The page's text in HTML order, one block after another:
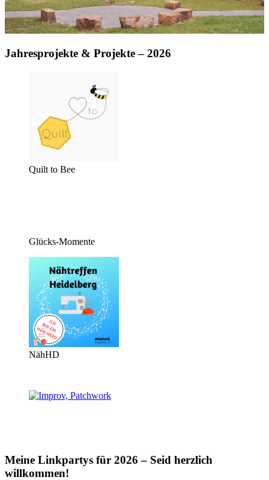
Jahresprojekte & Projekte – 2026
Quilt to Bee
Glücks-Momente
NähHD
Meine Linkpartys für 2026 – Seid herzlich
willkommen!